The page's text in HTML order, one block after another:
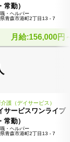
常勤）
・ヘルパー
青森市港町2丁目13 - 7
月給:156,000円
護（デイサービス）
サービスワンライブ
常勤）
・ヘルパー
青森市港町2丁目13 - 7